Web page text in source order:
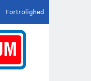
Fortrolighed